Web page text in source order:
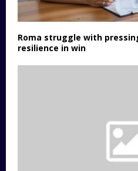
Roma struggle with
resilience in win